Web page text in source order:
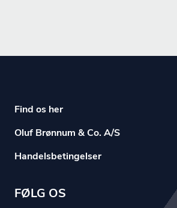
Find os her
Oluf Brønnum & Co. A/S
Handelsbetingelser
FØLG OS